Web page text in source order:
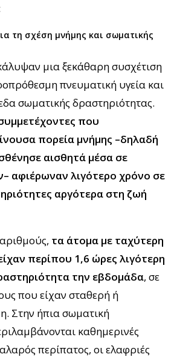
τη σχέση μνήμης και σωματικής
μια ξεκάθαρη συσχέτιση
πνευματική υγεία και
σωματικής δραστηριότητας.
που
πορεία μνήμης –δηλαδή
αισθητά μέσα σε
αφιέρωναν λιγότερο χρόνο σε
αργότερα στη ζωή
τα άτομα με ταχύτερη
περίπου 1,6 ώρες λιγότερη
την εβδομάδα, σε
που είχαν σταθερή ή
Στην ήπια σωματική
καθημερινές
περίπατος, οι ελαφριές